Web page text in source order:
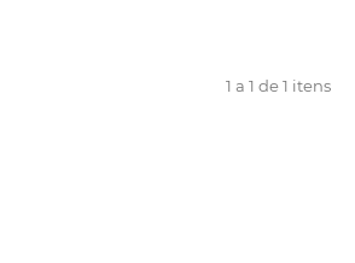
1 a 1 de 1 itens